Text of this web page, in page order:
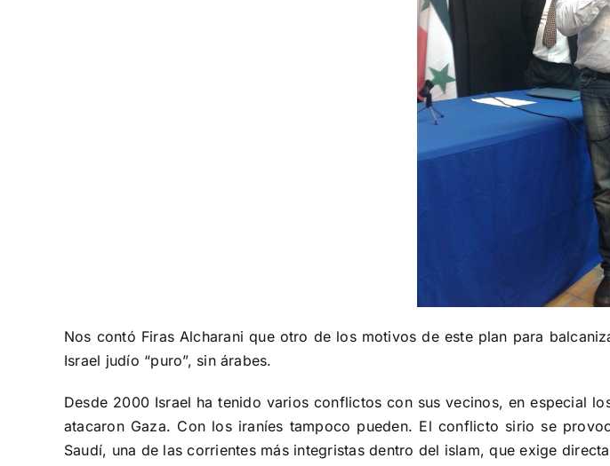
Nos contó Firas Alcharani que otro de los motivos de este plan para
Israel judío “puro”, sin árabes.
Desde 2000 Israel ha tenido varios conflictos con sus vecinos, en especial
atacaron Gaza. Con los iraníes tampoco pueden. El conflicto sirio se
Saudí, una de las corrientes más integristas dentro del islam, que exige